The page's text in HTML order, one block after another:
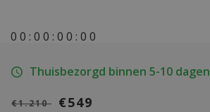
0 0 : 0 0 : 0 0 : 0 0
Thuisbezorgd binnen 5-10 dagen
€1.210 €549